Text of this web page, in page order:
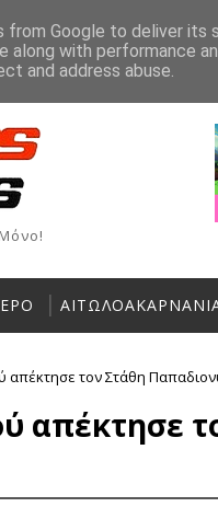
Αγγελίες
απέκτησε τον Στάθη
απέκτησε
from Google to deliver its
along with performance
and address abuse.